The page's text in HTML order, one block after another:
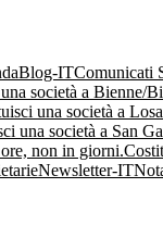
Blog-ITComunicati
società a Bienne/
una società a
una società a San
non in giorni.
Newsletter-IT